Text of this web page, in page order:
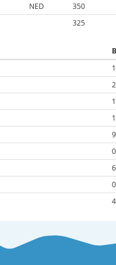
NED 350
325
0
0